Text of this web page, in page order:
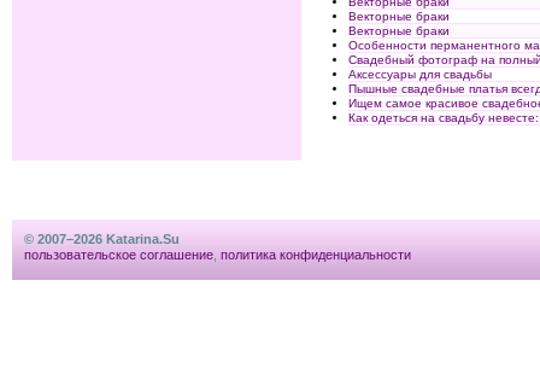
Векторные браки
Векторные браки
Особенности перманентного
Свадебный фотограф на
Аксессуары для свадьбы
Пышные свадебные платья
Ищем самое красивое
Как одеться на свадьбу
© 2007–2026 Katarina.Su
пользовательское соглашение политика конфиденциальности